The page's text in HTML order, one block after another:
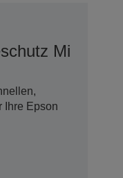
Mit
Ihre Epson